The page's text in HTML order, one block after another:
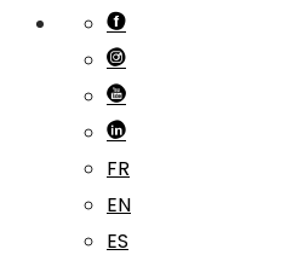
FR
EN
ES